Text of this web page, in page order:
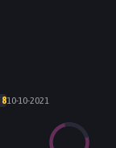
810-10-2021